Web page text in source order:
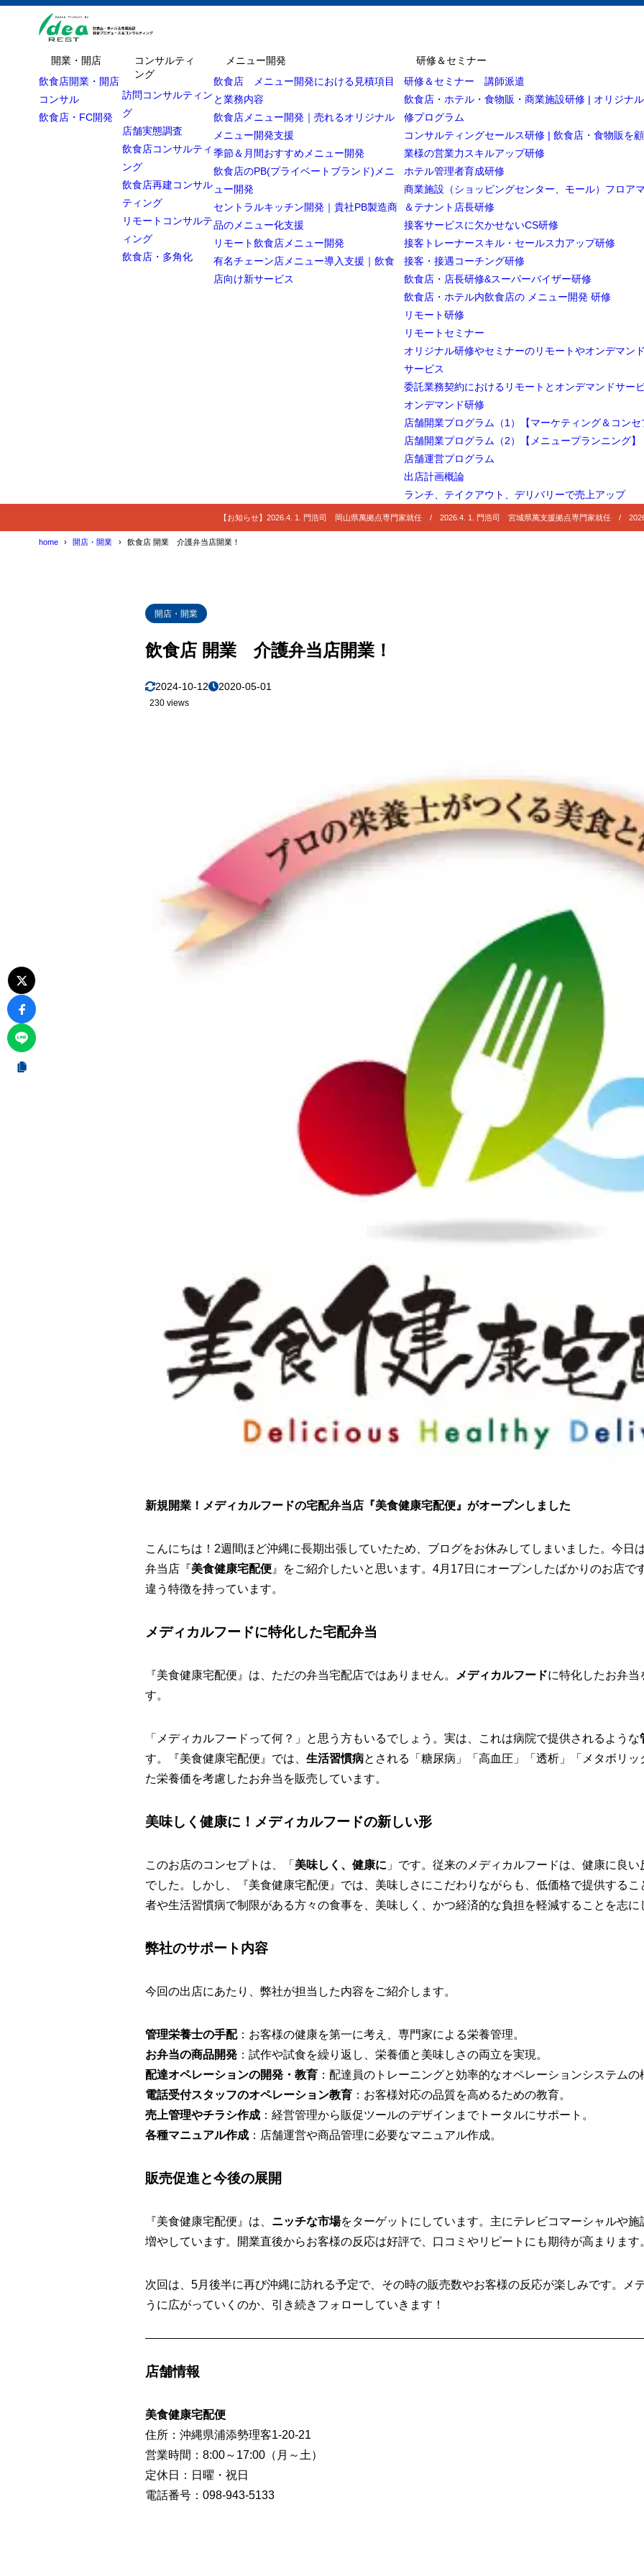
開業・開店
飲食店開業・開店
コンサル
飲食店・FC開発
コンサルティ
ング
訪問コンサルティン
グ
店舗実態調査
飲食店コンサルティ
ング
飲食店再建コンサル
ティング
リモートコンサルテ
ィング
飲食店・多角化
メニュー開発
飲食店 メニュー開発における見積項目
と業務内容
飲食店メニュー開発｜売れるオリジナル
メニュー開発支援
季節＆月間おすすめメニュー開発
飲食店のPB(プライベートブランド)メニ
ュー開発
セントラルキッチン開発｜貴社PB製造商
品のメニュー化支援
リモート飲食店メニュー開発
有名チェーン店メニュー導入支援｜飲食
店向け新サービス
研修＆セミナー
研修＆セミナー 講師派遣
飲食店・ホテル・食物販・商業施設研修 | オリジナ
修プログラム
コンサルティングセールス研修 | 飲食店・食物販を
業様の営業力スキルアップ研修
ホテル管理者育成研修
商業施設（ショッピングセンター、モール）フロア
＆テナント店長研修
接客サービスに欠かせないCS研修
接客トレーナースキル・セールス力アップ研修
接客・接遇コーチング研修
飲食店・店長研修&スーパーバイザー研修
飲食店・ホテル内飲食店の メニュー開発 研修
リモート研修
リモートセミナー
オリジナル研修やセミナーのリモートやオンデマン
サービス
委託業務契約におけるリモートとオンデマンドサー
オンデマンド研修
店舗開業プログラム（1）【マーケティング＆コンセ
店舗開業プログラム（2）【メニュープランニング】
店舗運営プログラム
出店計画概論
ランチ、テイクアウト、デリバリーで売上アップ
【お知らせ】2026.4. 1. 門浩司 岡山県萬拠点専門家就任 / 2026.4. 1. 門浩司 宮城県萬支援拠点専門家就任 /
home 開店・開業 飲食店 開業 介護弁当店開業！
開店・開業
飲食店 開業 介護弁当店開業！
2024-10-12 2020-05-01
230 views
新規開業！メディカルフードの宅配弁当店『美食健康宅配便』がオープンしました
こんにちは！2週間ほど沖縄に長期出張していたため、ブログをお休みしてしまいました。今日
弁当店『美食健康宅配便 』をご紹介したいと思います。4月17日にオープンしたばかりのお店で
違う特徴を持っています。
メディカルフードに特化した宅配弁当
『美食健康宅配便』は、ただの弁当宅配店ではありません。 メディカルフードに特化したお弁
す。
「メディカルフードって何？」と思う方もいるでしょう。実は、これは病院で提供されるような
す。『美食健康宅配便』では、 生活習慣病とされる「糖尿病」「高血圧」「透析」「メタボリ
た栄養価を考慮したお弁当を販売しています。
美味しく健康に！メディカルフードの新しい形
このお店のコンセプトは、「 美味しく、健康に 」です。従来のメディカルフードは、健康に良
でした。しかし、『美食健康宅配便』では、美味しさにこだわりながらも、低価格で提供する
者や生活習慣病で制限がある方々の食事を、美味しく、かつ経済的な負担を軽減することを志に
弊社のサポート内容
今回の出店にあたり、弊社が担当した内容をご紹介します。
管理栄養士の手配：お客様の健康を第一に考え、専門家による栄養管理。
お弁当の商品開発 ：試作や試食を繰り返し、栄養価と美味しさの両立を実現。
配達オペレーションの開発・教育 ：配達員のトレーニングと効率的なオペレーションシステムの
電話受付スタッフのオペレーション教育 ：お客様対応の品質を高めるための教育。
売上管理やチラシ作成 ：経営管理から販促ツールのデザインまでトータルにサポート。
各種マニュアル作成 ：店舗運営や商品管理に必要なマニュアル作成。
販売促進と今後の展開
『美食健康宅配便』は、 ニッチな市場をターゲットにしています。主にテレビコマーシャルや
増やしています。開業直後からお客様の反応は好評で、口コミやリピートにも期待が高まります
次回は、5月後半に再び沖縄に訪れる予定で、その時の販売数やお客様の反応が楽しみです。メ
うに広がっていくのか、引き続きフォローしていきます！
店舗情報
美食健康宅配便
住所：沖縄県浦添勢理客1-20-21
営業時間：8:00～17:00（月～土）
定休日：日曜・祝日
電話番号：098-943-5133